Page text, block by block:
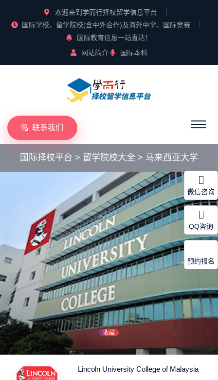
欢迎来到学而行择校留学信息平台
国际学校、留学院校(含中外合作)及海外中学、国际竞赛
国际教育信息一站直达！
网站简介
国际本科
联系我们
国际择校平台 > 留学院校大全 > 马来西亚大学
收藏
Lincoln University College of Malaysia
微信咨询
QQ咨询
预约报名